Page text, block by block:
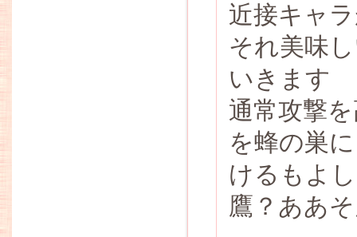
近接キャ
それ美味
いきます
通常攻撃
を蜂の巣
けるもよし
鷹？ああ